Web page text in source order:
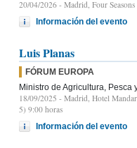
20/04/2026 - Madrid, Four
Información del evento
Luis Planas
FÓRUM EUROPA
Ministro de Agricultura, Pesca
18/09/2025 - Madrid, Hotel
5) 9:00 horas
Información del evento